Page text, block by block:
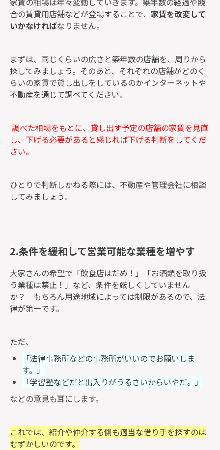
合の賃貸用店舗などが登場することで、 家賃を改変して
いかなければなりません。
まずは、同じくらいの広さと築年数の店舗を、周りから
探してみましょう。そのあと、それぞれの店舗がどのく
らいの家賃で貸し出しをしているのかインターネットや
不動産を通じて調べてください。
調べた相場をもとに、貸し出す予定の店舗の家賃を見直
し、下げる必要があると感じれば下げる判断をしてくだ
さい。
ひとりで判断しかねる際には、不動産や管理会社に相談
してみましょう。
2.条件を緩和して営業可能な業種を増やす
大家さんの希望で「飲食店はだめ！」「お酒類を取り扱
う業種は禁止！」など、条件を厳しくしていません
か？ もちろん用途地域によっては制限があるので、法
律が第一です。
ただ、
「法律事務所などの事務所がいいのでお願いしま
す。」
「学習塾などだと出入りがうるさいからいやだ。」
などの意見も耳にします。
これでは、紹介や仲介する側も適当な借り手を探すのは
むずかしいのです。